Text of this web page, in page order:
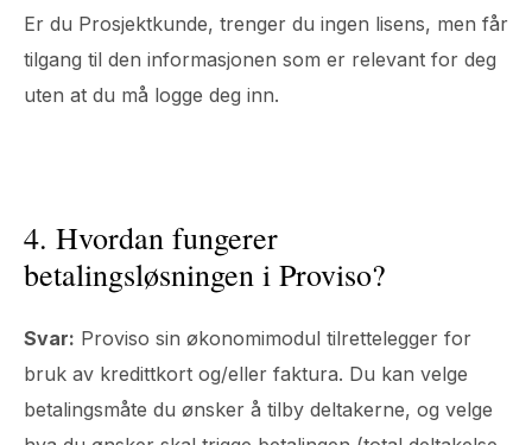
Er du Prosjektkunde, trenger du ingen lisens, men får
tilgang til den informasjonen som er relevant for deg
uten at du må logge deg inn.
4. Hvordan fungerer
betalingsløsningen i Proviso?
Svar: Proviso sin økonomimodul tilrettelegger for
bruk av kredittkort og/eller faktura. Du kan velge
betalingsmåte du ønsker å tilby deltakerne, og velge